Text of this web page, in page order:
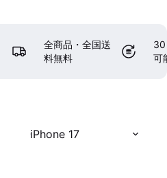
全商品・全国送
料無料
30
可
iPhone 17